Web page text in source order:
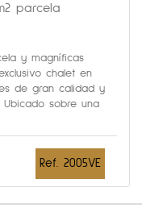
parcela
y magníficas
chalet en
de gran calidad y
sobre una
Ref. 2005VE